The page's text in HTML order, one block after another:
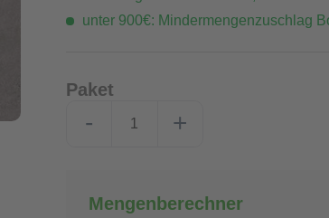
unter 900€: Mindermengenzuschlag
Paket
- +
Mengenberechner